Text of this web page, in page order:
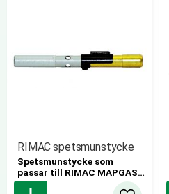
RIMAC spetsmunstycke
Spetsmunstycke som
passar till RIMAC MAPGAS-
brännare 510400